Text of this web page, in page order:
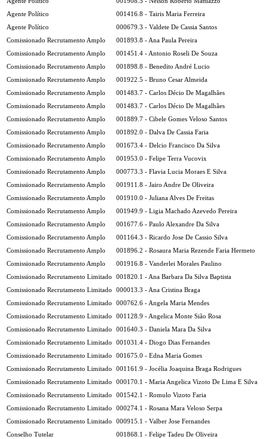
Agente Político
001416.8 - Tairis Maria Ferreira
Agente Político
000679.3 - Valdete De Cassia Santos
Comissionado Recrutamento Amplo
001893.8 - Ana Paula Pereira
Comissionado Recrutamento Amplo
001451.4 - Antonio Roseli De Souza
Comissionado Recrutamento Amplo
001898.8 - Benedito André Lucio
Comissionado Recrutamento Amplo
001922.5 - Bruno Cesar Almeida
Comissionado Recrutamento Amplo
001483.7 - Carlos Décio De Magalhães
Comissionado Recrutamento Amplo
001483.7 - Carlos Décio De Magalhães
Comissionado Recrutamento Amplo
001889.7 - Cibele Gomes Veloso Santos
Comissionado Recrutamento Amplo
001892.0 - Dalva De Cassia Faria
Comissionado Recrutamento Amplo
001673.4 - Delcio Francisco Da Silva
Comissionado Recrutamento Amplo
001953.0 - Felipe Terra Vucovix
Comissionado Recrutamento Amplo
000773.3 - Flavia Lucia Moraes E Silva
Comissionado Recrutamento Amplo
001911.8 - Jairo Andre De Oliveira
Comissionado Recrutamento Amplo
001910.0 - Juliana Alves De Freitas
Comissionado Recrutamento Amplo
001949.9 - Ligia Machado Azevedo Pereira
Comissionado Recrutamento Amplo
001677.6 - Paulo Alexandre Da Silva
Comissionado Recrutamento Amplo
001164.3 - Ricardo Jose De Cassio Silva
Comissionado Recrutamento Amplo
001896.2 - Rosaura Maria Rezende Faria Hermeto
Comissionado Recrutamento Amplo
001916.8 - Vanderlei Morales Paulino
Comissionado Recrutamento Limitado
001820.1 - Ana Barbara Da Silva Baptista
Comissionado Recrutamento Limitado
000013.3 - Ana Cristina Braga
Comissionado Recrutamento Limitado
000762.6 - Angela Maria Mendes
Comissionado Recrutamento Limitado
001128.9 - Angelica Monte Sião Rosa
Comissionado Recrutamento Limitado
001640.3 - Daniela Mara Da Silva
Comissionado Recrutamento Limitado
001031.4 - Diogo Dias Fernandes
Comissionado Recrutamento Limitado
001675.0 - Edna Maria Gomes
Comissionado Recrutamento Limitado
001161.9 - Jocélia Joaquina Braga Rodrigues
Comissionado Recrutamento Limitado
000170.1 - Maria Angelica Vizoto De Lima E Silva
Comissionado Recrutamento Limitado
001542.1 - Romulo Vizoto Faria
Comissionado Recrutamento Limitado
000274.1 - Rosana Mara Veloso Serpa
Comissionado Recrutamento Limitado
000915.1 - Valber Jose Fernandes
Conselho Tutelar
001868.1 - Felipe Tadeu De Oliveira